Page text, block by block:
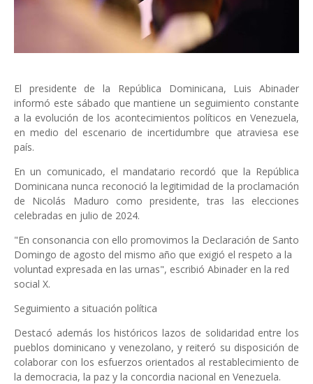
El presidente de la República Dominicana, Luis Abinader
informó este sábado que mantiene un seguimiento constante
a la evolución de los acontecimientos políticos en Venezuela,
en medio del escenario de incertidumbre que atraviesa ese
país.
En un comunicado, el mandatario recordó que la República
Dominicana nunca reconoció la legitimidad de la proclamación
de Nicolás Maduro como presidente, tras las elecciones
celebradas en julio de 2024.
"En consonancia con ello promovimos la Declaración de Santo
Domingo de agosto del mismo año que exigió el respeto a la
voluntad expresada en las urnas", escribió Abinader en la red
social X.
Seguimiento a situación política
Destacó además los históricos lazos de solidaridad entre los
pueblos dominicano y venezolano, y reiteró su disposición de
colaborar con los esfuerzos orientados al restablecimiento de
la democracia, la paz y la concordia nacional en Venezuela.